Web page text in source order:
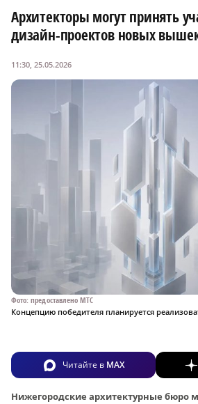
Архитекторы могут принять
дизайн-проектов новых
11:30, 25.05.2026
Фото: предоставлено МТС
Концепцию победителя планируется
Читайте в MAX
Нижегородские архитектурные бюро